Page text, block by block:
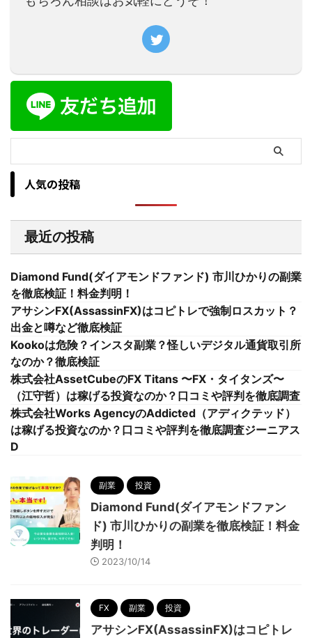
人気の投稿
最近の投稿
Diamond Fund(ダイアモンドファンド) 市川ひかりの副業
を徹底検証！料金判明！
アサシンFX(AssassinFX)はコピトレで強制ロスカット？
出金と噂など徹底検証
Kookoは危険？インスタ副業？怪しいデジタル通貨取引所
なのか？徹底検証
株式会社AssetCubeのFX Titans 〜FX・タイタンズ〜
（江守哲）は稼げる投資なのか？口コミや評判を徹底調査
株式会社Works AgencyのAddicted（アディクテッド）
は稼げる投資なのか？口コミや評判を徹底調査ジーニアス
D
副業 投資
Diamond Fund(ダイアモンドファン
ド) 市川ひかりの副業を徹底検証！料金
判明！
2023/10/14
FX 副業 投資
アサシンFX(AssassinFX)はコピトレ